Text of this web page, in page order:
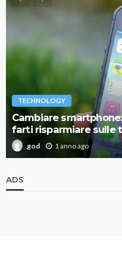
TECHNOLOGY
Cambiare
farti risparmiare sulle
god 1 anno ago
ADS